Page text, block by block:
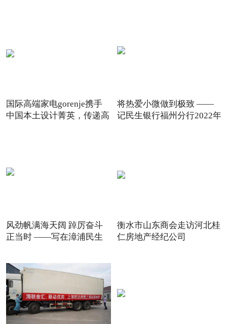
国际高端家电gorenje携手
中国本土设计菁英，传递高
将热爱小微做到极致 ——
记民生银行福州分行2022年
风劲帆满海天阔 踔厉奋斗
正当时 ——写在漳浦民生
衡水市山东商会走访河北桂
仁房地产经纪公司